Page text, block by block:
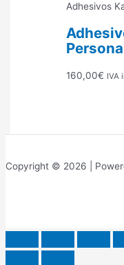
Adhesivos
160,00€ IVA
Copyright © 2026 |